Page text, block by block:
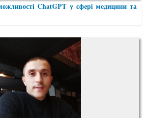
ChatGPT у сфері медицини та